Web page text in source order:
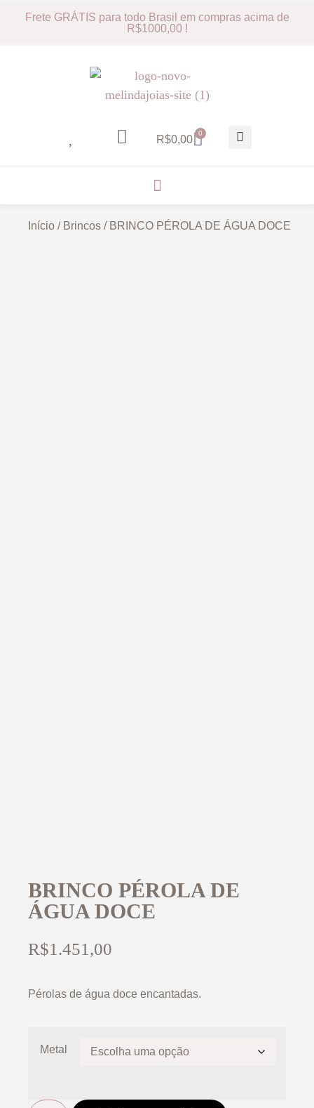
Frete GRÁTIS para todo Brasil em compras acima de
R$1000,00 !
R$0,00 0
Início / Brincos / BRINCO PÉROLA DE ÁGUA DOCE
BRINCO PÉROLA DE
ÁGUA DOCE
R$1.451,00
Pérolas de água doce encantadas.
Metal